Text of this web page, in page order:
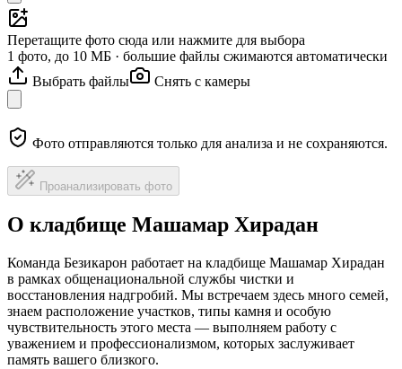
Перетащите фото сюда или нажмите для выбора
1 фото, до 10 МБ · большие файлы сжимаются автоматически
Выбрать файлы
Снять с камеры
Фото отправляются только для анализа и не сохраняются.
Проанализировать фото
О кладбище Машамар Хирадан
Команда Безикарон работает на кладбище Машамар Хирадан
в рамках общенациональной службы чистки и
восстановления надгробий. Мы встречаем здесь много семей,
знаем расположение участков, типы камня и особую
чувствительность этого места — выполняем работу с
уважением и профессионализмом, которых заслуживает
память вашего близкого.